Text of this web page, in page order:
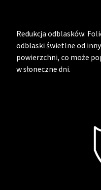
Redukcja odblasków:
odblaski świetlne od
powierzchni, co może
w słoneczne dni.